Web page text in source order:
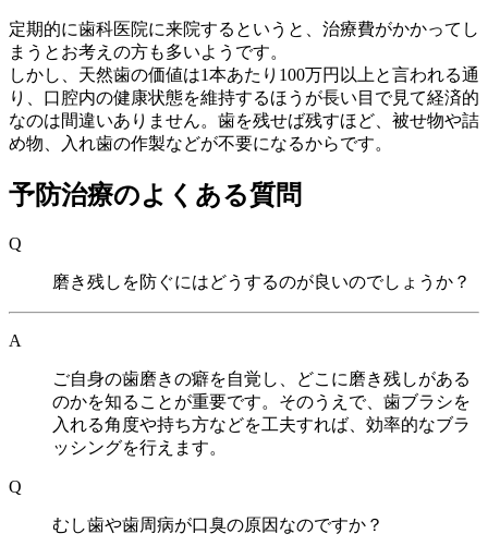
定期的に歯科医院に来院するというと、治療費がかかってし
まうとお考えの方も多いようです。
しかし、天然歯の価値は1本あたり100万円以上と言われる通
り、口腔内の健康状態を維持するほうが長い目で見て経済的
なのは間違いありません。歯を残せば残すほど、被せ物や詰
め物、入れ歯の作製などが不要になるからです。
予防治療のよくある質問
Q
磨き残しを防ぐにはどうするのが良いのでしょうか？
A
ご自身の歯磨きの癖を自覚し、どこに磨き残しがある
のかを知ることが重要です。そのうえで、歯ブラシを
入れる角度や持ち方などを工夫すれば、効率的なブラ
ッシングを行えます。
Q
むし歯や歯周病が口臭の原因なのですか？